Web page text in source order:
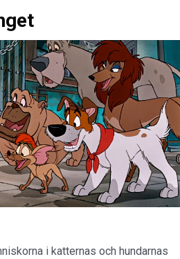
i katternas och hundarnas